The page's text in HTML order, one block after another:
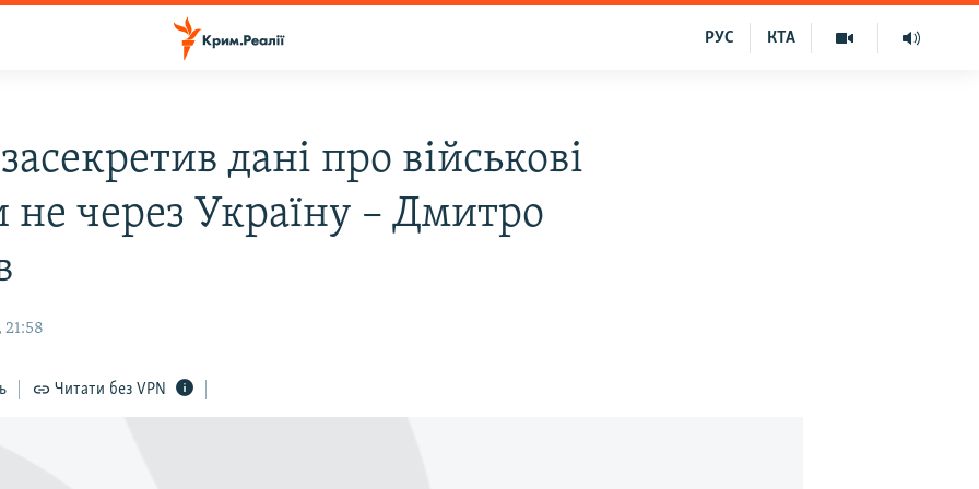
КТА
РУС
дані про військові
не через Україну – Дмитро
21:58
Читати без VPN